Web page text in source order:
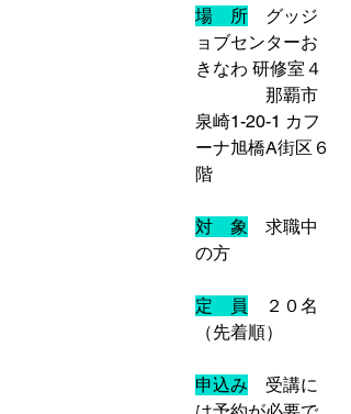
場　所 グッジ
ョブセンターお
きなわ 研修室４
那覇市
泉崎1-20-1 カフ
ーナ旭橋A街区６
階
対　象 求職中
の方
定　員
２０名
（先着順）
申込み
受講に